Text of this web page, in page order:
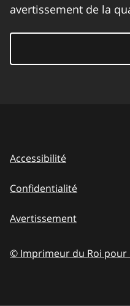
avertissement de la
Accessibilité
Confidentialité
Avertissement
© Imprimeur du Roi pour